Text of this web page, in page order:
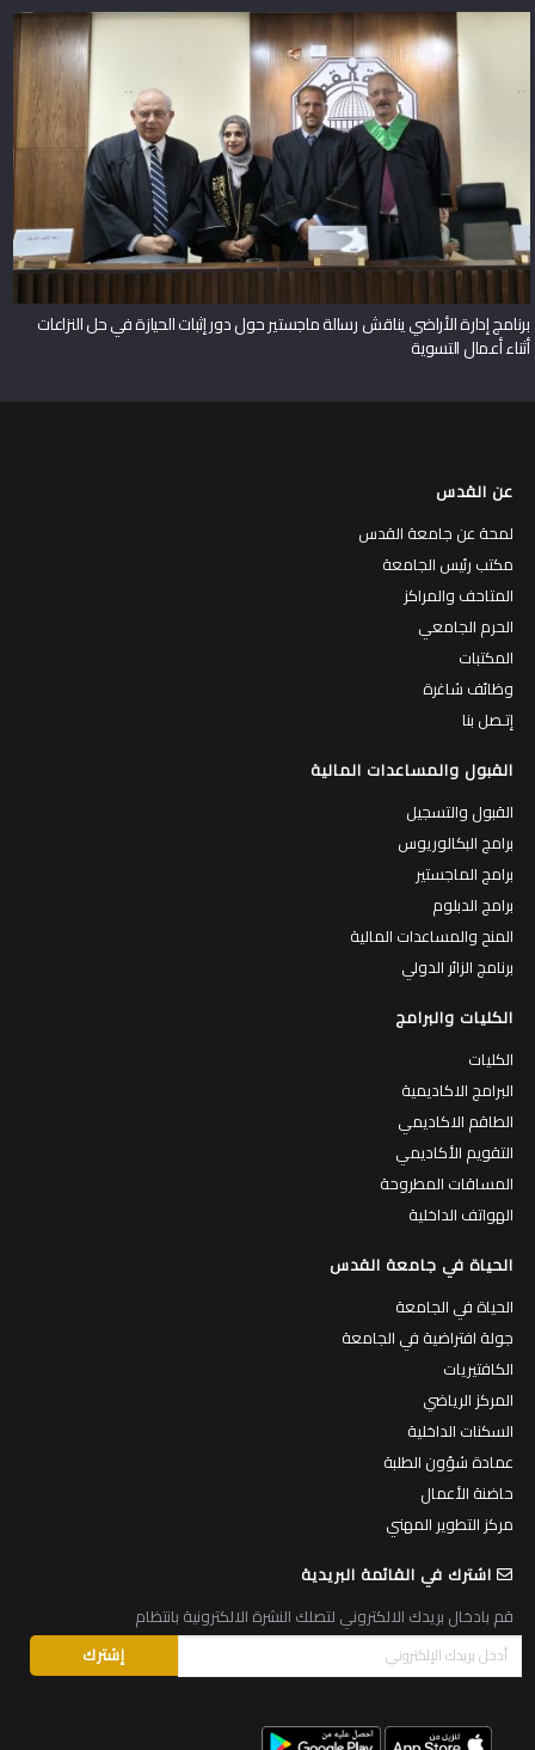
برنامج إدارة الأراضي يناقش رسالة ماجستير حول دور إثبات الحيازة في حل النزاعات
أثناء أعمال التسوية
عن القدس
لمحة عن جامعة القدس
مكتب رئيس الجامعة
المتاحف والمراكز
الحرم الجامعي
المكتبات
وظائف شاغرة
إتـصل بنا
القبول والمساعدات المالية
القبول والتسجيل
برامج البكالوريوس
برامج الماجستير
برامج الدبلوم
المنح والمساعدات المالية
برنامج الزائر الدولي
الكليات والبرامج
الكليات
البرامج الاكاديمية
الطاقم الاكاديمي
التقويم الأكاديمي
المساقات المطروحة
الهواتف الداخلية
الحياة في جامعة القدس
الحياة في الجامعة
جولة افتراضية في الجامعة
الكافتيريات
المركز الرياضي
السكنات الداخلية
عمادة شؤون الطلبة
حاضنة الأعمال
مركز التطوير المهني
اشترك في القائمة البريدية
قم بادخال بريدك الالكتروني لتصلك النشرة الالكترونية بانتظام